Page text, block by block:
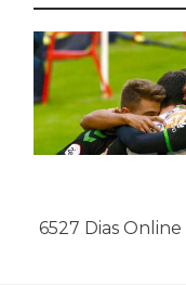
6527 Dias Online